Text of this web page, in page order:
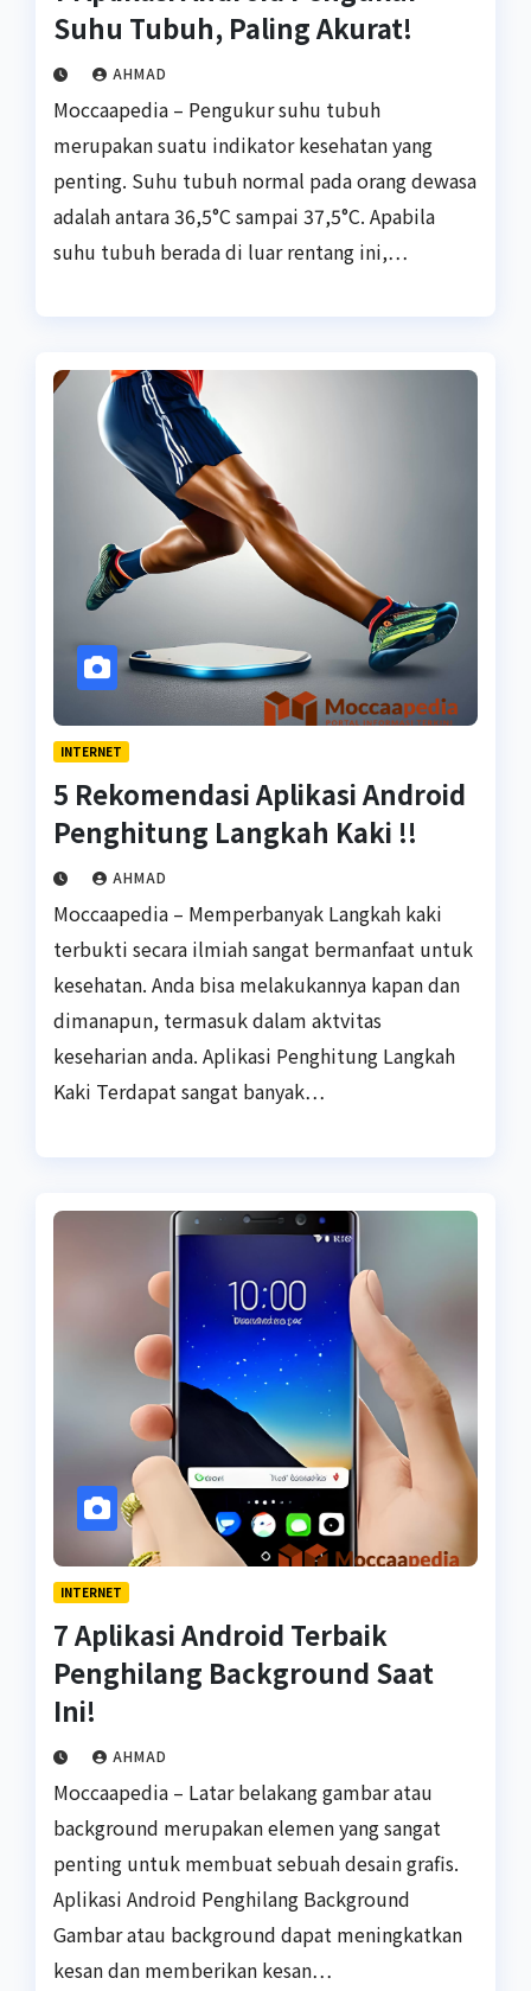
Suhu Tubuh, Paling Akurat!
AHMAD
Moccaapedia – Pengukur suhu tubuh
merupakan suatu indikator kesehatan yang
penting. Suhu tubuh normal pada orang dewasa
adalah antara 36,5°C sampai 37,5°C. Apabila
suhu tubuh berada di luar rentang ini,…
INTERNET
5 Rekomendasi Aplikasi Android
Penghitung Langkah Kaki !!
AHMAD
Moccaapedia – Memperbanyak Langkah kaki
terbukti secara ilmiah sangat bermanfaat untuk
kesehatan. Anda bisa melakukannya kapan dan
dimanapun, termasuk dalam aktvitas
keseharian anda. Aplikasi Penghitung Langkah
Kaki Terdapat sangat banyak…
INTERNET
7 Aplikasi Android Terbaik
Penghilang Background Saat
Ini!
AHMAD
Moccaapedia – Latar belakang gambar atau
background merupakan elemen yang sangat
penting untuk membuat sebuah desain grafis.
Aplikasi Android Penghilang Background
Gambar atau background dapat meningkatkan
kesan dan memberikan kesan…